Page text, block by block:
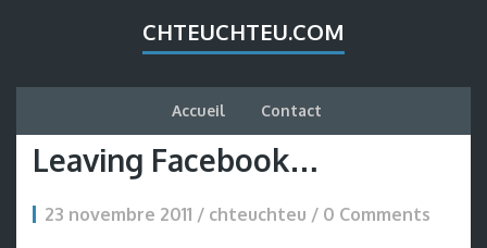
CHTEUCHTEU.COM
Accueil Contact
Leaving Facebook…
23 novembre 2011 / chteuchteu / 0 Comments